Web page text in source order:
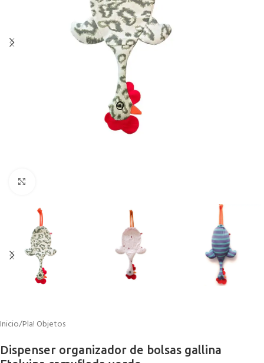
Inicio/Pla! Objetos
Dispenser organizador de bolsas gallina